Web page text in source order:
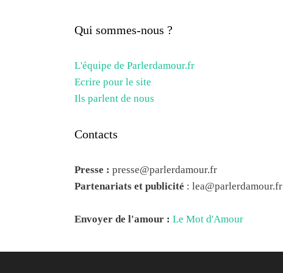
Qui sommes-nous ?
L'équipe de Parlerdamour.fr
Ecrire pour le site
Ils parlent de nous
Contacts
Presse : presse@parlerdamour.fr
Partenariats et publicité : lea@parlerdamour.fr
Envoyer de l'amour : Le Mot d'Amour